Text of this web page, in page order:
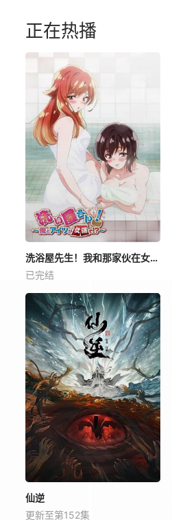
正在热播
洗浴屋先生！我和那家伙在女浴池！？
已完结
仙逆
更新至第152集